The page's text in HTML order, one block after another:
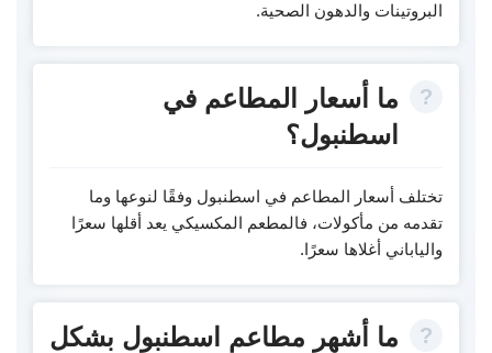
البروتينات والدهون الصحية.
ما أسعار المطاعم في
اسطنبول؟
تختلف أسعار المطاعم في اسطنبول وفقًا لنوعها وما
تقدمه من مأكولات، فالمطعم المكسيكي يعد أقلها سعرًا
والياباني أغلاها سعرًا.
ما أشهر مطاعم اسطنبول بشكل